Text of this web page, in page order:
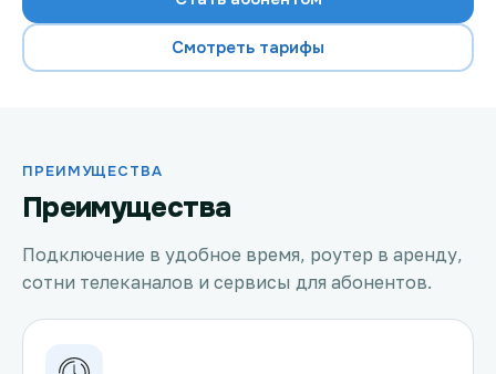
Проверить возможность подключения
Новости
Акции
Заявка на подбор тарифа
Подключиться к КазахТелеком
Смотреть тарифы
ПРЕИМУЩЕСТВА
Преимущества
Подключение в удобное время, роутер в аренду,
сотни телеканалов и сервисы для абонентов.